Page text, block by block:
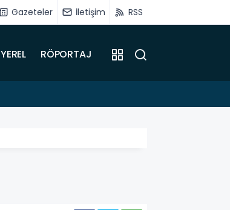
Gazeteler İletişim RSS
YEREL RÖPORTAJ